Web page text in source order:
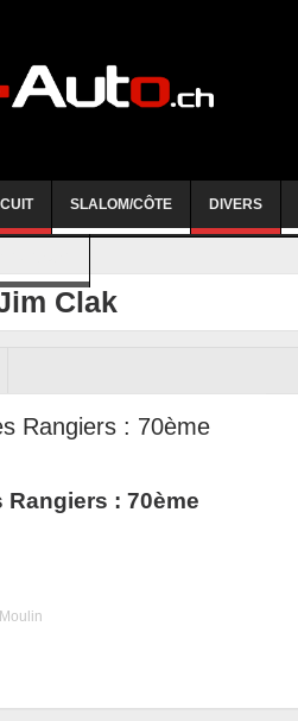
SLALOM/CÔTE DIVERS
Clak
Rangiers : 70ème